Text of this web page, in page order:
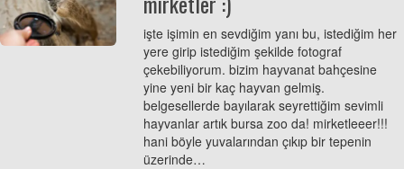
işte işimin en sevdiğim yanı bu, istediğim her
yere girip istediğim şekilde fotograf
çekebiliyorum. bizim hayvanat bahçesine
yine yeni bir kaç hayvan gelmiş.
belgesellerde bayılarak seyrettiğim sevimli
hayvanlar artık bursa zoo da! mirketleeer!!!
hani böyle yuvalarından çıkıp bir tepenin
üzerinde…